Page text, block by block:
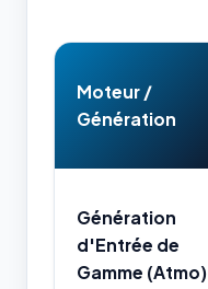
Moteur /
Génération
Génération
d'Entrée de
Gamme (Atmo)